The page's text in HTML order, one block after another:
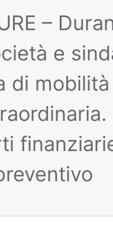
–
e
di